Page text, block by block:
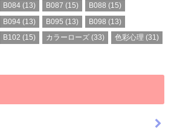
B084(13) B087 (15) B088 (15)
B094(13) B095 (13) B098 (13)
B102 (15) カラーローズ (33) 色彩心理 (31)